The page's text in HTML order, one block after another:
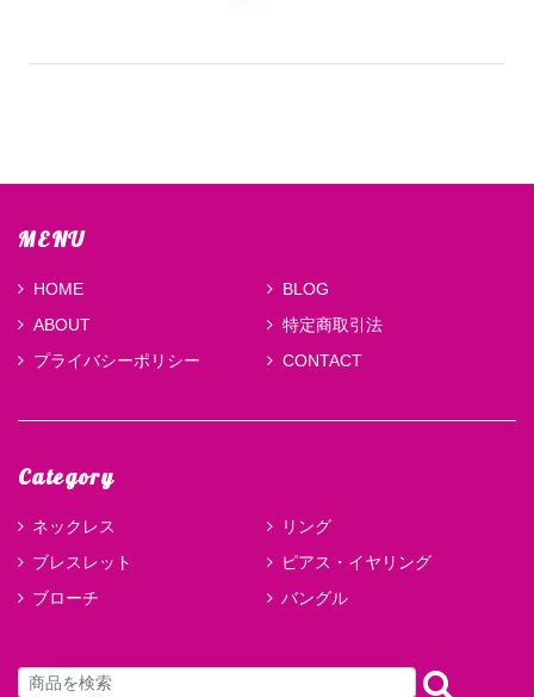
MENU
HOME
BLOG
ABOUT
特定商取引法
プライバシーポリシー
CONTACT
Category
ネックレス
リング
ブレスレット
ピアス・イヤリング
ブローチ
バングル